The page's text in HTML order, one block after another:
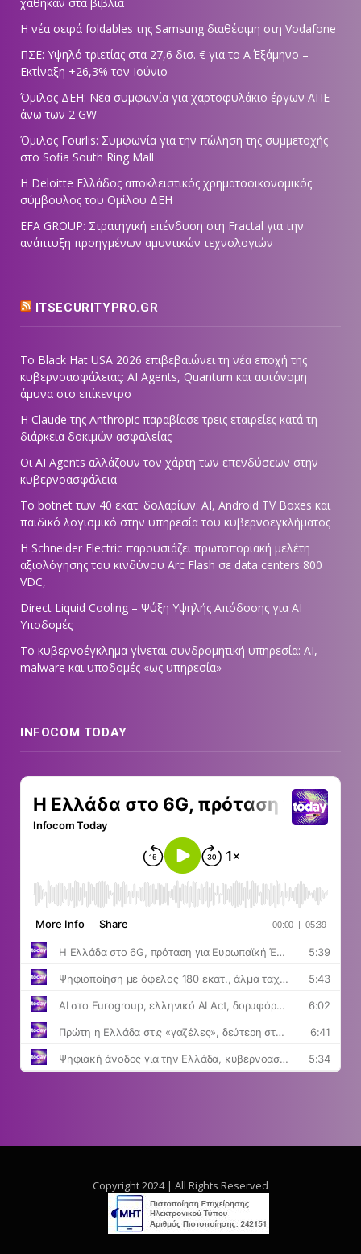
Η νέα σειρά foldables της Samsung διαθέσιμη στη Vodafone
ΠΣΕ: Υψηλό τριετίας στα 27,6 δισ. € για το Α΄ Εξάμηνο –
Εκτίναξη +26,3% τον Ιούνιο
Όμιλος ΔΕΗ: Νέα συμφωνία για χαρτοφυλάκιο έργων ΑΠΕ
άνω των 2 GW
Όμιλος Fourlis: Συμφωνία για την πώληση της συμμετοχής
στο Sofia South Ring Mall
Η Deloitte Ελλάδος αποκλειστικός χρηματοοικονομικός
σύμβουλος του Ομίλου ΔΕΗ
EFA GROUP: Στρατηγική επένδυση στη Fractal για την
ανάπτυξη προηγμένων αμυντικών τεχνολογιών
ITSECURITYPRO.GR
Το Black Hat USA 2026 επιβεβαιώνει τη νέα εποχή της
κυβερνοασφάλειας: AI Agents, Quantum και αυτόνομη
άμυνα στο επίκεντρο
Η Claude της Anthropic παραβίασε τρεις εταιρείες κατά τη
διάρκεια δοκιμών ασφαλείας
Οι AI Agents αλλάζουν τον χάρτη των επενδύσεων στην
κυβερνοασφάλεια
Το botnet των 40 εκατ. δολαρίων: AI, Android TV Boxes και
παιδικό λογισμικό στην υπηρεσία του κυβερνοεγκλήματος
Η Schneider Electric παρουσιάζει πρωτοποριακή μελέτη
αξιολόγησης του κινδύνου Arc Flash σε data centers 800
VDC,
Direct Liquid Cooling – Ψύξη Υψηλής Απόδοσης για AI
Υποδομές
Το κυβερνοέγκλημα γίνεται συνδρομητική υπηρεσία: AI,
malware και υποδομές «ως υπηρεσία»
INFOCOM TODAY
Copyright 2024 | All Rights Reserved